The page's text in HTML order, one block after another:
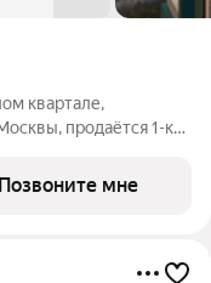
квартале,
продаётся 1-к
корпус 1, в жилом
Позвоните мне